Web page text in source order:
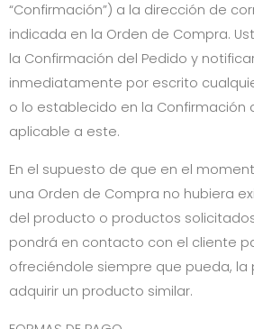
“Confirmación”) a la dirección de
indicada en la Orden de Compra.
la Confirmación del Pedido y
inmediatamente por escrito
o lo establecido en la Confirmación
aplicable a este.
En el supuesto de que en el
una Orden de Compra no hubiera
del producto o productos
pondrá en contacto con el cliente
ofreciéndole siempre que pueda, la
adquirir un producto similar.